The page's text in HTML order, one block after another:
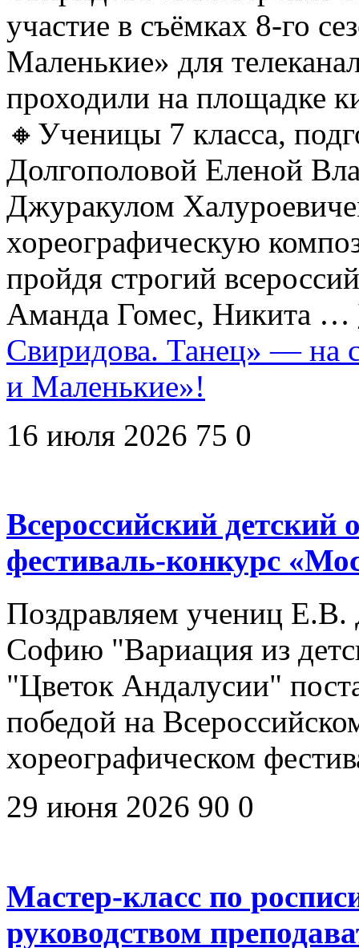
участие в съёмках 8-го
Маленькие» для
проходили на площадке
🔸Ученицы 7 класса,
Долгополовой Еленой
Джуракулом
хореографическую
пройдя строгий
Аманда Гомес, Никита …
Свиридова. Танец» — на
и Маленькие»!
16 июля 2026 75 0
Всероссийский
фестиваль-конкурс
Поздравляем учениц Е.В.
Софию "Вариация из
"Цветок Андалусии"
победой на
хореографическом
29 июня 2026 90 0
Мастер-класс по
руководством